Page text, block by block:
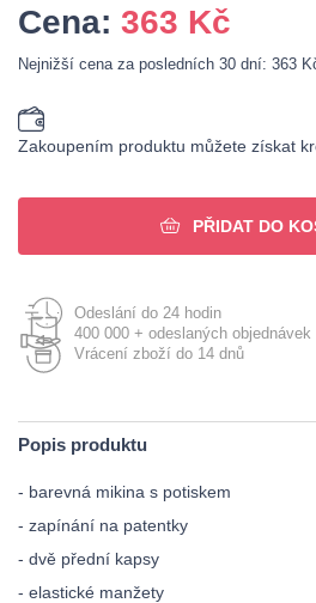
Cena: 363 Kč
Nejnižší cena za posledních 30 dní: 363
Zakoupením produktu můžete získat
PŘIDAT DO
Odeslání do 24 hodin
400 000 + odeslaných objednávek
Vrácení zboží do 14 dnů
Popis produktu
- barevná mikina s potiskem
- zapínání na patentky
- dvě přední kapsy
- elastické manžety